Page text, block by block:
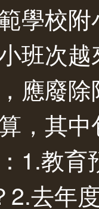
學校
班次
應廢
，其
1.教育
2.去年